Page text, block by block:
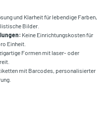
und Klarheit für lebendige Farben,
Bilder.
Keine Einrichtungskosten für
Einheit.
Formen mit laser- oder
mit Barcodes, personalisierter